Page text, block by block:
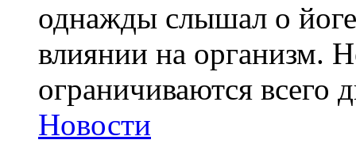
однажды слышал о
влиянии на организм.
ограничиваются всего
Новости